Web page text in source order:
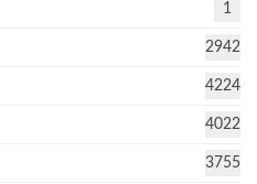
1
2942
4224
4022
3755